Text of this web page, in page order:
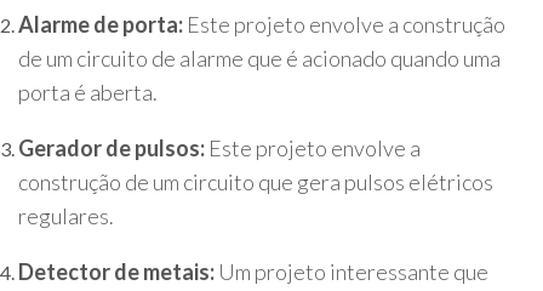
Alarme de porta: Este projeto envolve a construção
de um circuito de alarme que é acionado quando uma
porta é aberta.
Gerador de pulsos: Este projeto envolve a
construção de um circuito que gera pulsos elétricos
regulares.
Detector de metais: Um projeto interessante que